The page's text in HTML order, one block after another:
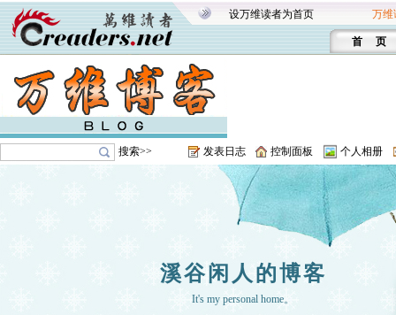
设万维读者为首页 万维
首 页
搜索>> 发表日志 控制面板 个人相册
溪谷闲人的博客
It's my personal home。